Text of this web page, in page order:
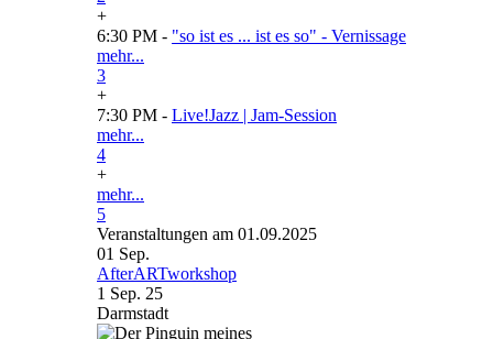
+
6:30 PM - "so ist es ... ist es so" - Vernissage
mehr...
3
+
7:30 PM - Live!Jazz | Jam-Session
mehr...
4
+
mehr...
5
Veranstaltungen am 01.09.2025
01 Sep.
AfterARTworkshop
1 Sep. 25
Darmstadt